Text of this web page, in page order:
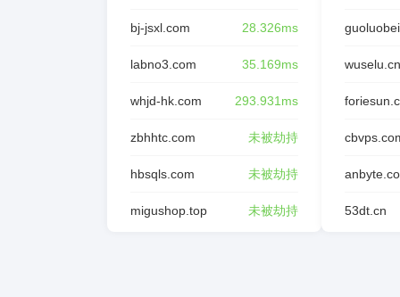
bj-jsxl.com 28.326ms
labno3.com 35.169ms
whjd-hk.com 293.931ms
zbhhtc.com 未被劫持
hbsqls.com 未被劫持
migushop.top 未被劫持
wuselu.cn
53dt.cn